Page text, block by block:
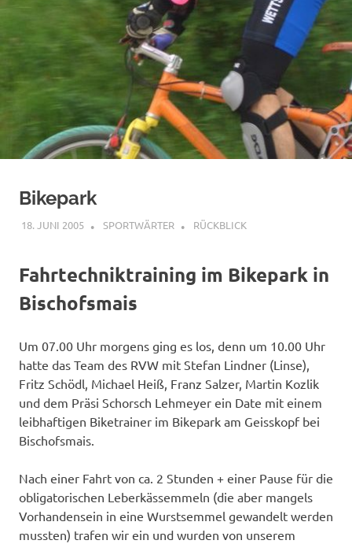
Bikepark
18. JUNI 2005 SPORTWÄRTER RÜCKBLICK
Fahrtechniktraining im Bikepark in
Bischofsmais
Um 07.00 Uhr morgens ging es los, denn um 10.00 Uhr
hatte das Team des RVW mit Stefan Lindner (Linse),
Fritz Schödl, Michael Heiß, Franz Salzer, Martin Kozlik
und dem Präsi Schorsch Lehmeyer ein Date mit einem
leibhaftigen Biketrainer im Bikepark am Geisskopf bei
Bischofsmais.
Nach einer Fahrt von ca. 2 Stunden + einer Pause für die
obligatorischen Leberkässemmeln (die aber mangels
Vorhandensein in eine Wurstsemmel gewandelt werden
mussten) trafen wir ein und wurden von unserem